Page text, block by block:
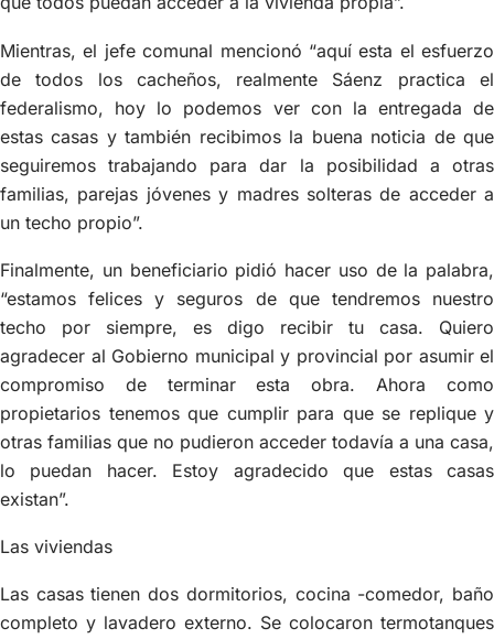
Mientras, el jefe comunal mencionó “aquí esta el esfuerzo
de todos los cacheños, realmente Sáenz practica el
federalismo, hoy lo podemos ver con la entregada de
estas casas y también recibimos la buena noticia de que
seguiremos trabajando para dar la posibilidad a otras
familias, parejas jóvenes y madres solteras de acceder a
un techo propio”.
Finalmente, un beneficiario pidió hacer uso de la palabra,
“estamos felices y seguros de que tendremos nuestro
techo por siempre, es digo recibir tu casa. Quiero
agradecer al Gobierno municipal y provincial por asumir el
compromiso de terminar esta obra. Ahora como
propietarios tenemos que cumplir para que se replique y
otras familias que no pudieron acceder todavía a una casa,
lo puedan hacer. Estoy agradecido que estas casas
existan”.
Las viviendas
Las casas tienen dos dormitorios, cocina -comedor, baño
completo y lavadero externo. Se colocaron termotanques